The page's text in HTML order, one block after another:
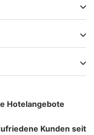
Hotelangebote
Kunden seit